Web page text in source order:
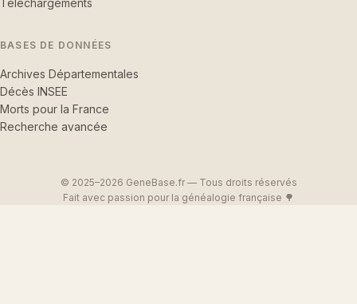
Téléchargements
BASES DE DONNÉES
Archives Départementales
Décès INSEE
Morts pour la France
Recherche avancée
© 2025–2026 GeneBase.fr — Tous droits réservés
Fait avec passion pour la généalogie française 🌳